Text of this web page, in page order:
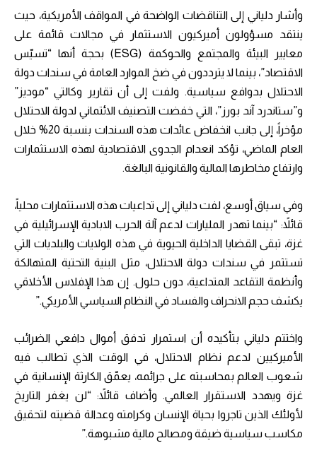
وأشار دلياني إلى التناقضات الواضحة في المواقف الأمريكية، حيث
ينتقد مسؤولون أميركيون الاستثمار في مجالات قائمة على
معايير البيئة والمجتمع والحوكمة (ESG) بحجة أنها “تسيّس
الاقتصاد”، بينما لا يترددون في ضخ الموارد العامة في سندات دولة
الاحتلال بدوافع سياسية. ولفت إلى أن تقارير وكالتي “موديز”
و”ستاندرد آند بورز”، التي خفضت التصنيف الائتماني لدولة الاحتلال
مؤخراً، إلى جانب انخفاض عائدات هذه السندات بنسبة 20% خلال
العام الماضي، تؤكد انعدام الجدوى الاقتصادية لهذه الاستثمارات
وارتفاع مخاطرها المالية والقانونية البالغة.
وفي سياق أوسع، لفت دلياني إلى تداعيات هذه الاستثمارات محلياً،
قائلاً: “بينما تهدر المليارات لدعم آلة الحرب الابادية الإسرائيلية في
غزة، تبقى القضايا الداخلية الحيوية في هذه الولايات والبلديات التي
تستثمر في سندات دولة الاحتلال، مثل البنية التحتية المتهالكة
وأنظمة التقاعد المتداعية، دون حلول. إن هذا الإفلاس الأخلاقي
يكشف حجم الانحراف والفساد في النظام السياسي الأمريكي.”
واختتم دلياني بتأكيده أن استمرار تدفق أموال دافعي الضرائب
الأميركيين لدعم نظام الاحتلال، في الوقت الذي تطالب فيه
شعوب العالم بمحاسبته على جرائمه، يعمّق الكارثة الإنسانية في
غزة ويهدد الاستقرار العالمي. وأضاف قائلاً: “لن يغفر التاريخ
لأولئك الذين تاجروا بحياة الإنسان وكرامته وعدالة قضيته لتحقيق
مكاسب سياسية ضيقة ومصالح مالية مشبوهة.”